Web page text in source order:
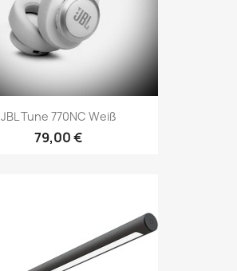
JBL Tune 770NC Weiß
79,00 €